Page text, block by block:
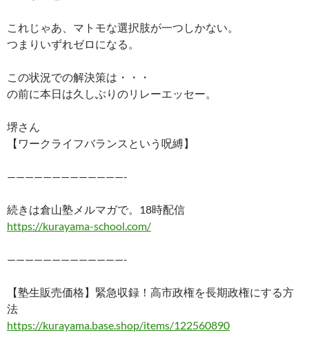
これじゃあ、マトモな選択肢が一つしかない。
つまりいずれゼロになる。
この状況での解決策は・・・
の前に本日は久しぶりのリレーエッセー。
堺さん
【ワークライフバランスという呪縛】
—————————————-
続きは倉山塾メルマガで。18時配信
https://kurayama-school.com/
—————————————-
【塾生販売価格】緊急収録！高市政権を長期政権にする方
法
https://kurayama.base.shop/items/122560890